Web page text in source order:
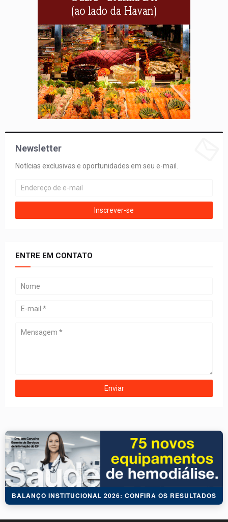
Newsletter
Notícias exclusivas e oportunidades em seu e-mail.
ENTRE EM CONTATO
BALANÇO INSTITUCIONAL 2026: CONFIRA OS RESULTADOS